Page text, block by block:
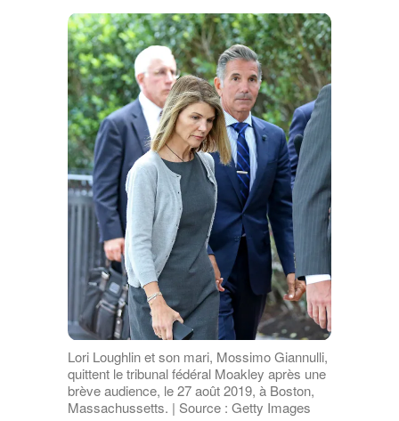
Lori Loughlin et son mari, Mossimo Giannulli,
quittent le tribunal fédéral Moakley après une
brève audience, le 27 août 2019, à Boston,
Massachussetts. | Source : Getty Images